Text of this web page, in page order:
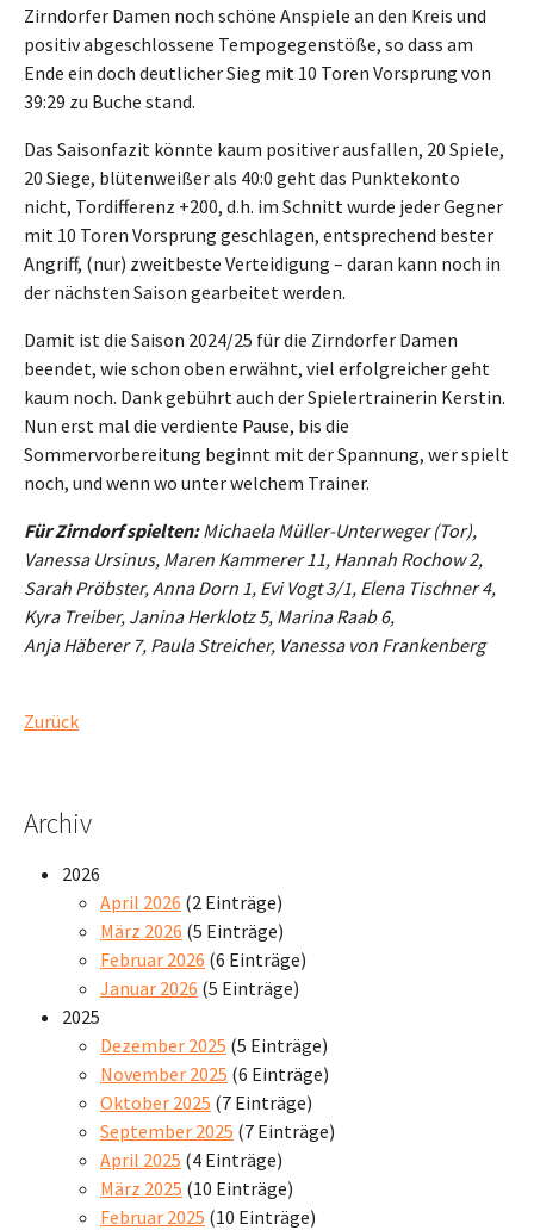
Zirndorfer Damen noch schöne Anspiele an den Kreis und
positiv abgeschlossene Tempogegenstöße, so dass am
Ende ein doch deutlicher Sieg mit 10 Toren Vorsprung von
39:29 zu Buche stand.
Das Saisonfazit könnte kaum positiver ausfallen, 20 Spiele,
20 Siege, blütenweißer als 40:0 geht das Punktekonto
nicht, Tordifferenz +200, d.h. im Schnitt wurde jeder Gegner
mit 10 Toren Vorsprung geschlagen, entsprechend bester
Angriff, (nur) zweitbeste Verteidigung – daran kann noch in
der nächsten Saison gearbeitet werden.
Damit ist die Saison 2024/25 für die Zirndorfer Damen
beendet, wie schon oben erwähnt, viel erfolgreicher geht
kaum noch. Dank gebührt auch der Spielertrainerin Kerstin.
Nun erst mal die verdiente Pause, bis die
Sommervorbereitung beginnt mit der Spannung, wer spielt
noch, und wenn wo unter welchem Trainer.
Für Zirndorf spielten:Michaela Müller-Unterweger (Tor),
Vanessa Ursinus, Maren Kammerer 11, Hannah Rochow 2,
Sarah Pröbster, Anna Dorn 1, Evi Vogt 3/1, Elena Tischner 4,
Kyra Treiber, Janina Herklotz 5, Marina Raab 6,
Anja Häberer 7, Paula Streicher, Vanessa von Frankenberg
Zurück
Archiv
2026
April 2026 (2 Einträge)
März 2026 (5 Einträge)
Februar 2026 (6 Einträge)
Januar 2026 (5 Einträge)
2025
Dezember 2025 (5 Einträge)
November 2025 (6 Einträge)
Oktober 2025 (7 Einträge)
September 2025 (7 Einträge)
April 2025 (4 Einträge)
März 2025 (10 Einträge)
Februar 2025 (10 Einträge)